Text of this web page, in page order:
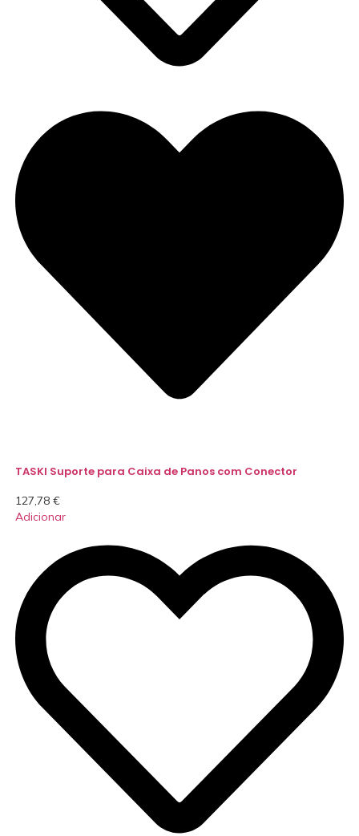
TASKI Suporte para Caixa de Panos com Conector
127,78 €
Adicionar